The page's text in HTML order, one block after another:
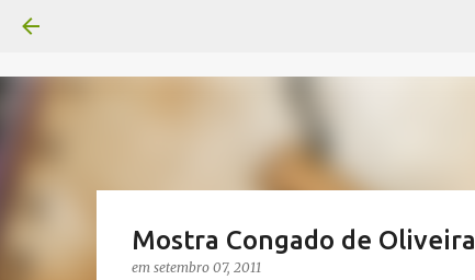
Mostra Congado de Oliveira
em setembro 07, 2011